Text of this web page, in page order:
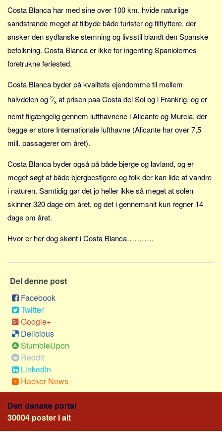
Praktisk
Alle
Meta
Emner
Skribenter
Personer
Steder
Kilder
Om
Webstedet
Forhistorien
Redigering
Hjælp
Costa Blanca har med sine over 100 km. hvide naturlige
sandstrande meget at tilbyde både turister og tilflyttere, der
ønsker den sydlanske stemning og livsstil blandt den Spanske
befolkning. Costa Blanca er ikke for ingenting Spaniolernes
foretrukne feriested.
Costa Blanca byder på kvalitets ejendomme til mellem
halvdelen og 2⁄3 af prisen paa Costa del Sol og i Frankrig, og er
nemt tilgængelig gennem lufthavnene i Alicante og Murcia, der
begge er store Internationale lufthavne (Alicante har over 7,5
mill. passagerer om året).
Costa Blanca byder også på både bjerge og lavland, og er
meget søgt af både bjergbestigere og folk der kan lide at vandre
i naturen. Samtidig gør det jo heller ikke så meget at solen
skinner 320 dage om året, og det i gennemsnit kun regner 14
dage om året.
Hvor er her dog skønt i Costa Blanca………..
Del denne post
Facebook
Twitter
Google+
Delicious
StumbleUpon
Reddit
LinkedIn
Hacker News
Den danske portal
30004 poster i alt